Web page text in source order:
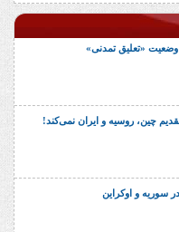
وضعیت «تعلیق تمدنی»
چین، روسیه و ایران نمی‌کند!
سوریه و اوکراین